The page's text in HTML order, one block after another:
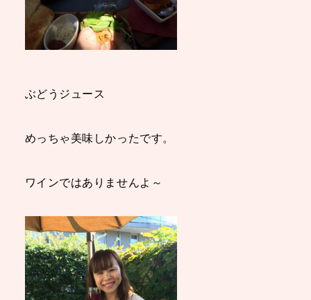
ぶどうジュース
めっちゃ美味しかったです。
ワインではありませんよ～